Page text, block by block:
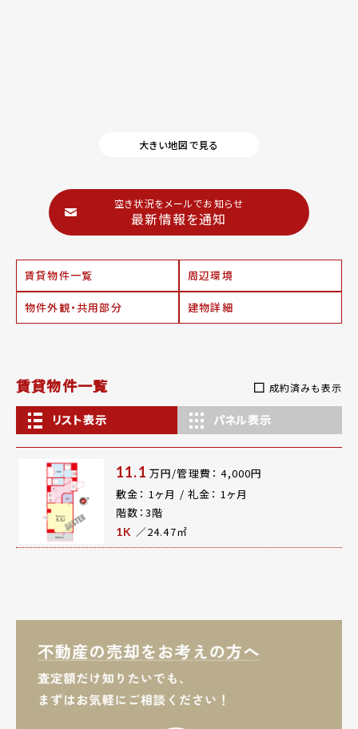
大きい地図で見る
空き状況をメールでお知らせ
最新情報を通知
賃貸物件一覧 周辺環境
物件外観・共用部分 建物詳細
賃貸物件一覧 成約済みも表示
リスト表示 パネル表示
11.1 万円/管理費： 4,000円
敷金： 1ヶ月 / 礼金： 1ヶ月
階数：3階
1K ／24.47㎡